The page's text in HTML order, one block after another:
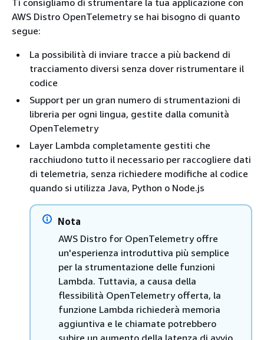
AWS Distro OpenTelemetry se hai bisogno di quanto
segue:
La possibilità di inviare tracce a più backend di
tracciamento diversi senza dover ristrumentare il
codice
Support per un gran numero di strumentazioni di
libreria per ogni lingua, gestite dalla comunità
OpenTelemetry
Layer Lambda completamente gestiti che
racchiudono tutto il necessario per raccogliere dati
di telemetria, senza richiedere modifiche al codice
quando si utilizza Java, Python o Node.js
Nota
AWS Distro for OpenTelemetry offre
un'esperienza introduttiva più semplice
per la strumentazione delle funzioni
Lambda. Tuttavia, a causa della
flessibilità OpenTelemetry offerta, la
funzione Lambda richiederà memoria
aggiuntiva e le chiamate potrebbero
subire un aumento della latenza di avvio